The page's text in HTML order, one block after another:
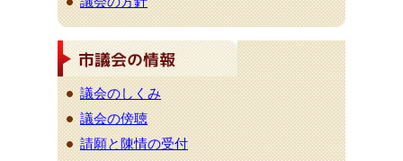
議会のしくみ
議会の傍聴
請願と陳情の受付